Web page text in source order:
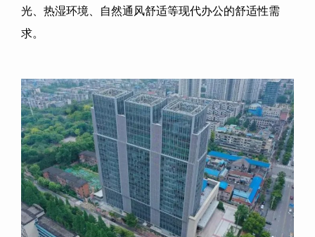
光、热湿环境、自然通风舒适等现代办公的舒适性需
求。